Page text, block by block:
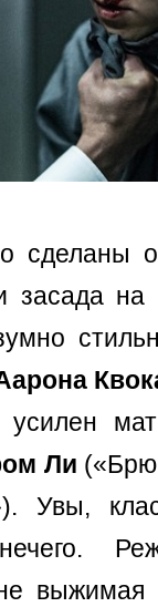
сделаны
засада на
усилен
Ли
Увы,
выжимая